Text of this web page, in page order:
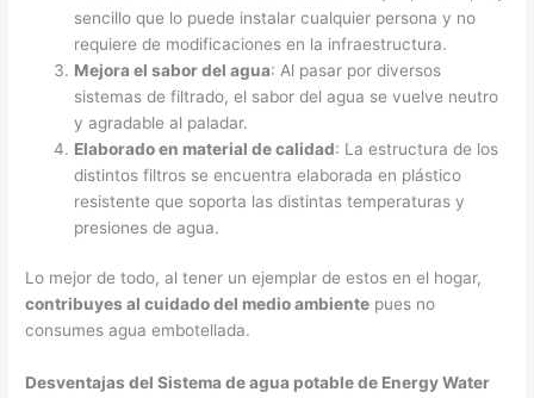
sencillo que lo puede instalar cualquier persona y no
requiere de modificaciones en la infraestructura.
Mejora el sabor del agua: Al pasar por diversos
sistemas de filtrado, el sabor del agua se vuelve neutro
y agradable al paladar.
Elaborado en material de calidad: La estructura de los
distintos filtros se encuentra elaborada en plástico
resistente que soporta las distintas temperaturas y
presiones de agua.
Lo mejor de todo, al tener un ejemplar de estos en el hogar,
contribuyes al cuidado del medio ambiente pues no
consumes agua embotellada.
Desventajas del Sistema de agua potable de Energy Water